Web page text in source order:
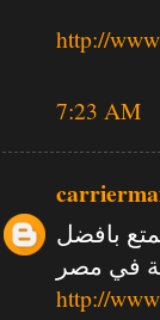
http://
7:23 AM
بافضل
في مصر
http://